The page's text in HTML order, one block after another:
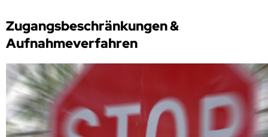
Zugangsbeschränkungen &
Aufnahmeverfahren